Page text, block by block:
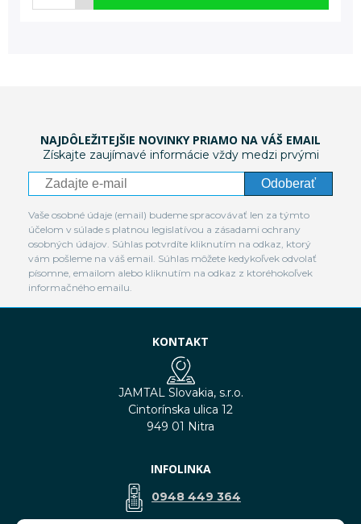
NAJDÔLEŽITEJŠIE NOVINKY PRIAMO NA VÁŠ EMAIL
Získajte zaujímavé informácie vždy medzi prvými
Odoberať
Vaše osobné údaje (email) budeme spracovávať len za týmto
účelom v súlade s platnou legislatívou a zásadami ochrany
osobných údajov. Súhlas potvrdíte kliknutím na odkaz, ktorý
vám pošleme na váš email. Súhlas môžete kedykoľvek odvolať
písomne, emailom alebo kliknutím na odkaz z ktoréhokoľvek
informačného emailu.
KONTAKT
JAMTAL Slovakia, s.r.o.
Cintorínska ulica 12
949 01 Nitra
INFOLINKA
0948 449 364